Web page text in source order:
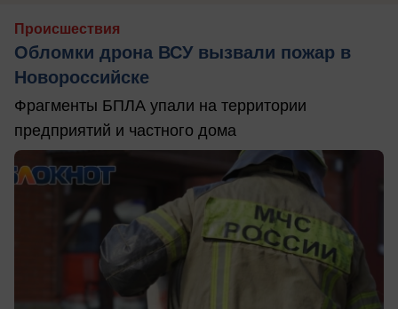
Происшествия
Обломки дрона ВСУ вызвали пожар в
Новороссийске
Фрагменты БПЛА упали на территории
предприятий и частного дома